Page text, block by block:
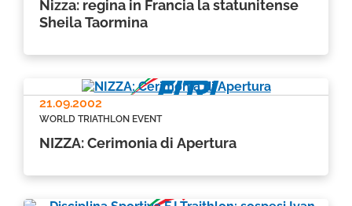
Nizza: regina in Francia la statunitense
Sheila Taormina
21.09.2002
WORLD TRIATHLON EVENT
NIZZA: Cerimonia di Apertura